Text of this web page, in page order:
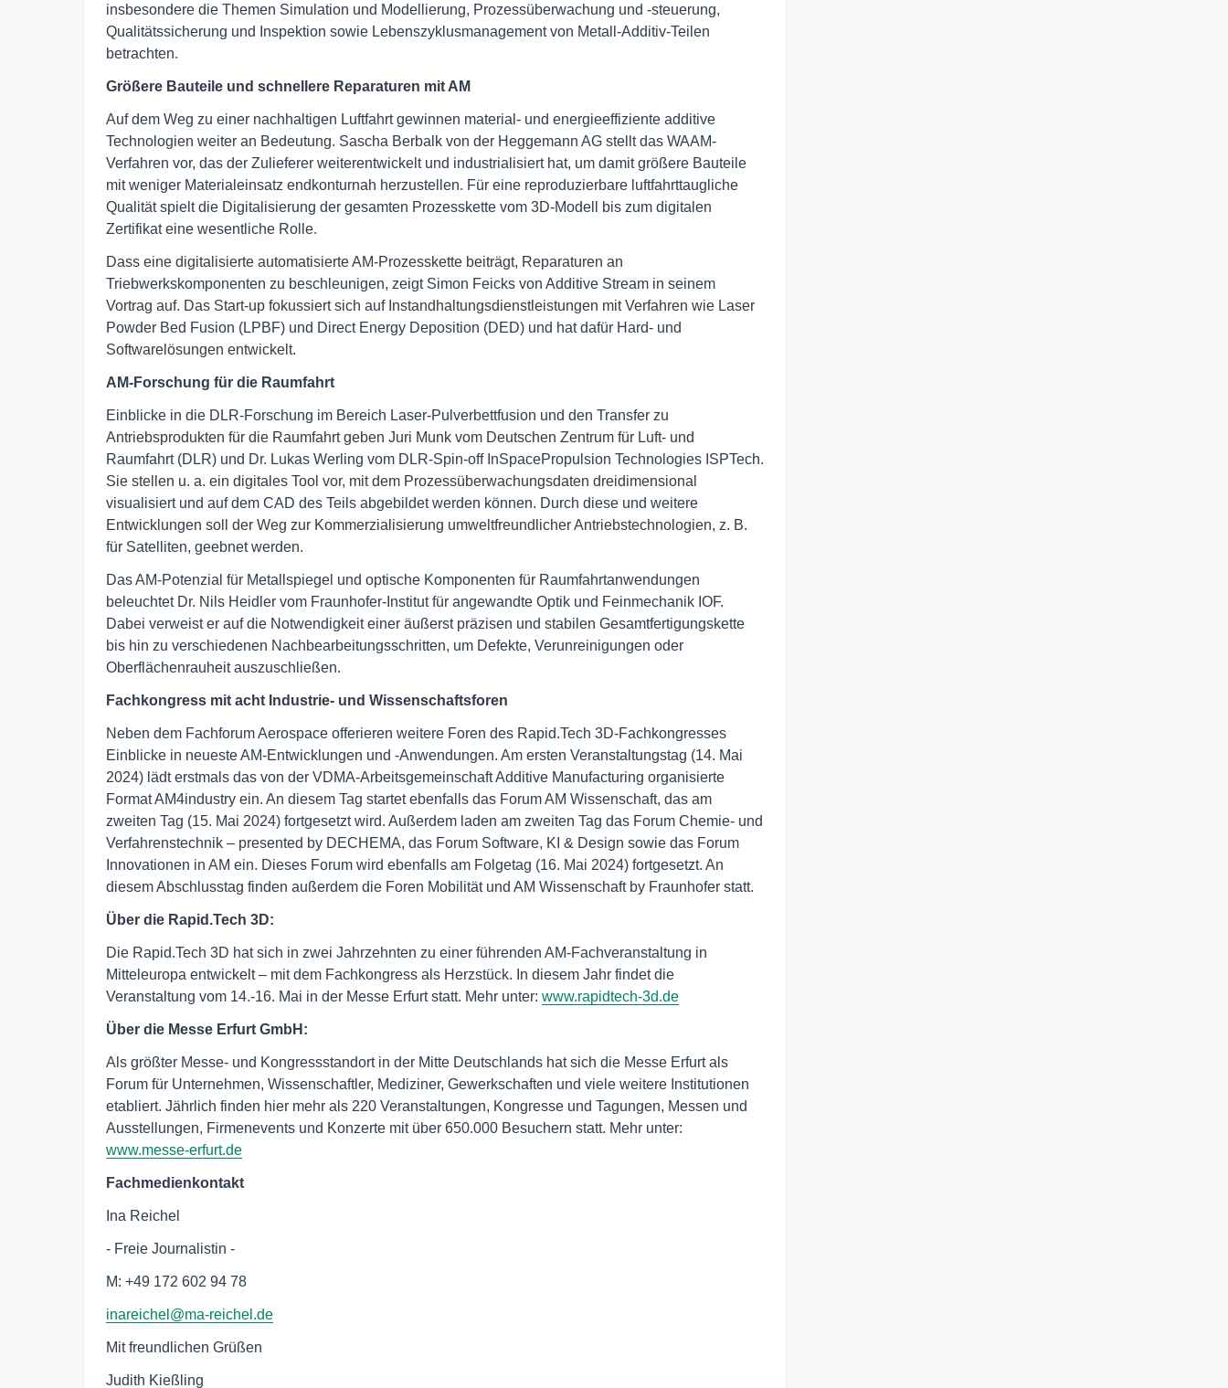
insbesondere die Themen Simulation und Modellierung, Prozessüberwachung und -steuerung,
Qualitätssicherung und Inspektion sowie Lebenszyklusmanagement von Metall-Additiv-Teilen
betrachten.
Größere Bauteile und schnellere Reparaturen mit AM
Auf dem Weg zu einer nachhaltigen Luftfahrt gewinnen material- und energieeffiziente additive
Technologien weiter an Bedeutung. Sascha Berbalk von der Heggemann AG stellt das WAAM-
Verfahren vor, das der Zulieferer weiterentwickelt und industrialisiert hat, um damit größere Bauteile
mit weniger Materialeinsatz endkonturnah herzustellen. Für eine reproduzierbare luftfahrttaugliche
Qualität spielt die Digitalisierung der gesamten Prozesskette vom 3D-Modell bis zum digitalen
Zertifikat eine wesentliche Rolle.
Dass eine digitalisierte automatisierte AM-Prozesskette beiträgt, Reparaturen an
Triebwerkskomponenten zu beschleunigen, zeigt Simon Feicks von Additive Stream in seinem
Vortrag auf. Das Start-up fokussiert sich auf Instandhaltungsdienstleistungen mit Verfahren wie Laser
Powder Bed Fusion (LPBF) und Direct Energy Deposition (DED) und hat dafür Hard- und
Softwarelösungen entwickelt.
AM-Forschung für die Raumfahrt
Einblicke in die DLR-Forschung im Bereich Laser-Pulverbettfusion und den Transfer zu
Antriebsprodukten für die Raumfahrt geben Juri Munk vom Deutschen Zentrum für Luft- und
Raumfahrt (DLR) und Dr. Lukas Werling vom DLR-Spin-off InSpacePropulsion Technologies ISPTech.
Sie stellen u. a. ein digitales Tool vor, mit dem Prozessüberwachungsdaten dreidimensional
visualisiert und auf dem CAD des Teils abgebildet werden können. Durch diese und weitere
Entwicklungen soll der Weg zur Kommerzialisierung umweltfreundlicher Antriebstechnologien, z. B.
für Satelliten, geebnet werden.
Das AM-Potenzial für Metallspiegel und optische Komponenten für Raumfahrtanwendungen
beleuchtet Dr. Nils Heidler vom Fraunhofer-Institut für angewandte Optik und Feinmechanik IOF.
Dabei verweist er auf die Notwendigkeit einer äußerst präzisen und stabilen Gesamtfertigungskette
bis hin zu verschiedenen Nachbearbeitungsschritten, um Defekte, Verunreinigungen oder
Oberflächenrauheit auszuschließen.
Fachkongress mit acht Industrie- und Wissenschaftsforen
Neben dem Fachforum Aerospace offerieren weitere Foren des Rapid.Tech 3D-Fachkongresses
Einblicke in neueste AM-Entwicklungen und -Anwendungen. Am ersten Veranstaltungstag (14. Mai
2024) lädt erstmals das von der VDMA-Arbeitsgemeinschaft Additive Manufacturing organisierte
Format AM4industry ein. An diesem Tag startet ebenfalls das Forum AM Wissenschaft, das am
zweiten Tag (15. Mai 2024) fortgesetzt wird. Außerdem laden am zweiten Tag das Forum Chemie- und
Verfahrenstechnik – presented by DECHEMA, das Forum Software, KI & Design sowie das Forum
Innovationen in AM ein. Dieses Forum wird ebenfalls am Folgetag (16. Mai 2024) fortgesetzt. An
diesem Abschlusstag finden außerdem die Foren Mobilität und AM Wissenschaft by Fraunhofer statt.
Über die Rapid.Tech 3D:
Die Rapid.Tech 3D hat sich in zwei Jahrzehnten zu einer führenden AM-Fachveranstaltung in
Mitteleuropa entwickelt – mit dem Fachkongress als Herzstück. In diesem Jahr findet die
Veranstaltung vom 14.-16. Mai in der Messe Erfurt statt. Mehr unter: www.rapidtech-3d.de
Über die Messe Erfurt GmbH:
Als größter Messe- und Kongressstandort in der Mitte Deutschlands hat sich die Messe Erfurt als
Forum für Unternehmen, Wissenschaftler, Mediziner, Gewerkschaften und viele weitere Institutionen
etabliert. Jährlich finden hier mehr als 220 Veranstaltungen, Kongresse und Tagungen, Messen und
Ausstellungen, Firmenevents und Konzerte mit über 650.000 Besuchern statt. Mehr unter:
www.messe-erfurt.de
Fachmedienkontakt
Ina Reichel
- Freie Journalistin -
M: +49 172 602 94 78
inareichel@ma-reichel.de
Mit freundlichen Grüßen
Judith Kießling